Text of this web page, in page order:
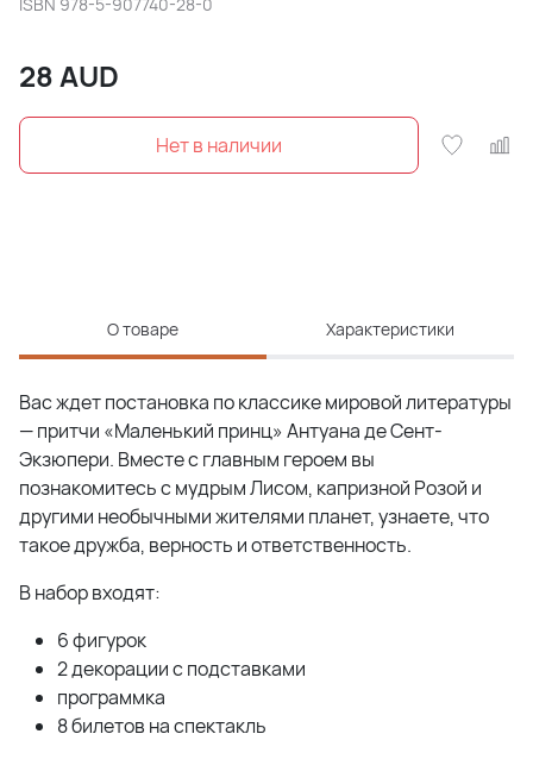
28AUD
О товаре Характеристики
Вас ждет постановка по классике мировой литературы
— притчи «Маленький принц» Антуана де Сент-
Экзюпери. Вместе с главным героем вы
познакомитесь с мудрым Лисом, капризной Розой и
другими необычными жителями планет, узнаете, что
такое дружба, верность и ответственность.
В набор входят:
6 фигурок
2 декорации с подставками
программка
8 билетов на спектакль